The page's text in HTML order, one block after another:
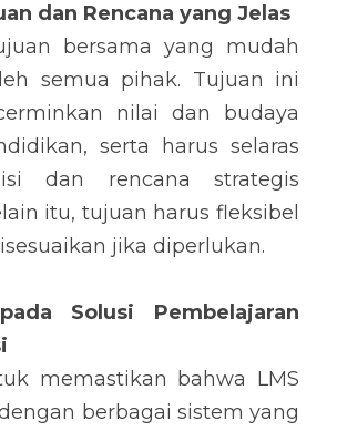
dan Rencana yang Jelas
bersama yang mudah
semua pihak. Tujuan ini
nilai dan budaya
serta harus selaras
dan rencana strategis
itu, tujuan harus fleksibel
jika diperlukan.
Solusi Pembelajaran
memastikan bahwa LMS
berbagai sistem yang